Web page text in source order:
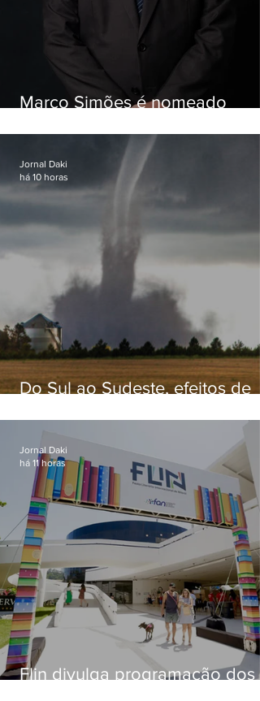
Marco Simões é nomeado
Do Sul ao Sudeste, efeitos de
apreensão na população
Jornal Daki
há 10 horas
Flin divulga programação dos
Jornal Daki
há 11 horas